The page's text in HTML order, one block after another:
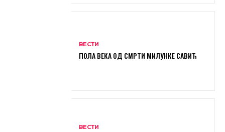
ВЕСТИ
ПОЛА ВЕКА ОД СМРТИ МИЛУНКЕ САВИЋ
ВЕСТИ